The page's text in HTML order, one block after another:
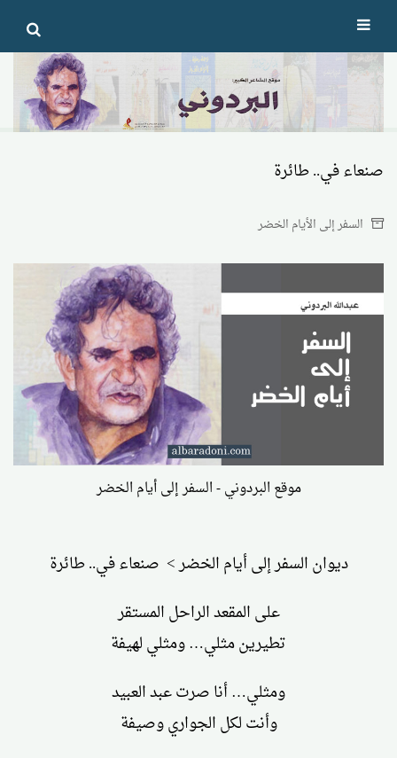
Skip
to
content
صنعاء في.. طائرة
السفر إلى الأيام الخضر
موقع البردوني - السفر إلى أيام الخضر
ديوان السفر إلى أيام الخضر > صنعاء في.. طائرة
على المقعد الراحل المستقر
تطيرين مثلي… ومثلي لهيفة
ومثلي… أنا صرت عبد العبيد
وأنت لكل الجواري وصيفة